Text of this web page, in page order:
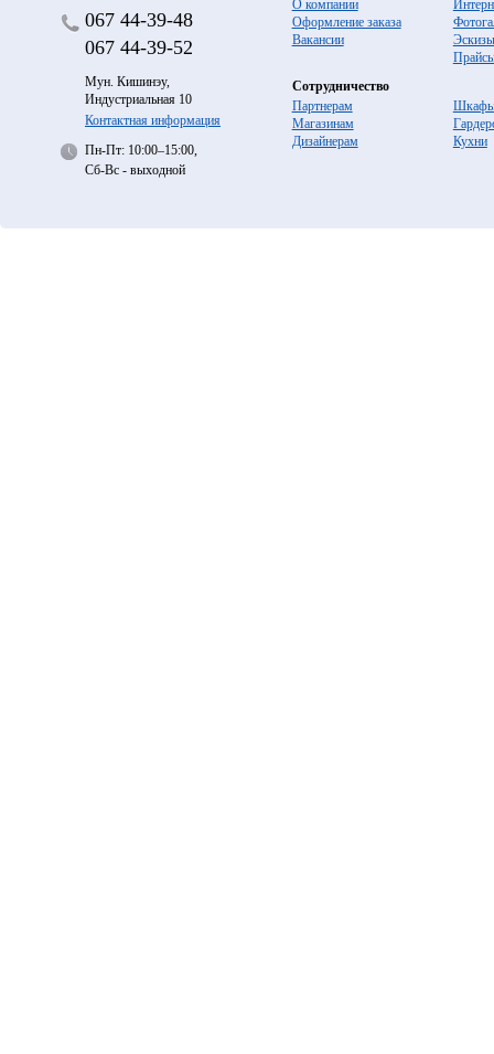
067 44-39-48
067 44-39-52
Мун. Кишинэу,
Индустриальная 10
Контактная информация
Пн-Пт: 10:00–15:00,
Сб-Вс - выходной
О компании
Оформление заказа
Вакансии
Эскизы
Сотрудничество
Партнерам
Магазинам
Дизайнерам
Кухни